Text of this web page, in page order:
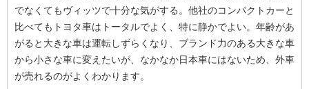
でなくてもヴィッツで十分な気がする。他社のコンパクトカーと
比べてもトヨタ車はトータルでよく、特に静かでよい。年齢があ
がると大きな車は運転しずらくなり、ブランド力のある大きな車
から小さな車に変えたいが、なかなか日本車にはないため、外車
が売れるのがよくわかります。